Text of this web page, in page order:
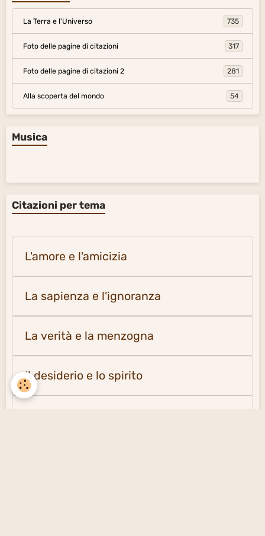
La Terra e l'Universo 735
Foto delle pagine di citazioni 317
Foto delle pagine di citazioni 2 281
Alla scoperta del mondo 54
Musica
Citazioni per tema
L'amore e l'amicizia
La sapienza e l'ignoranza
La verità e la menzogna
Il desiderio e lo spirito